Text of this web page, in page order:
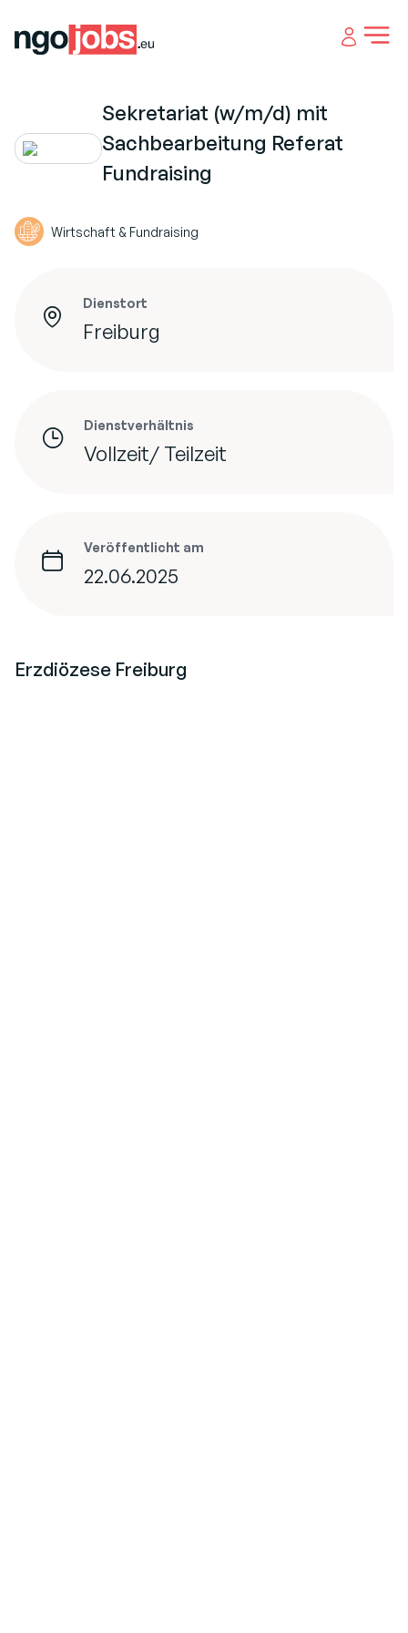
Open
Sekretariat (w/m/d) mit
Sachbearbeitung Referat
Fundraising
Wirtschaft & Fundraising
Dienstort
Freiburg
Dienstverhältnis
Vollzeit/ Teilzeit
Veröffentlicht am
22.06.2025
Erzdiözese Freiburg